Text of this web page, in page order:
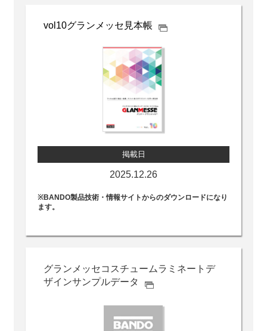
vol10グランメッセ見本帳
掲載日
2025.12.26
※BANDO製品技術・情報サイトからのダウンロードになり
ます。
グランメッセコスチュームラミネート デ
ザインサンプルデータ